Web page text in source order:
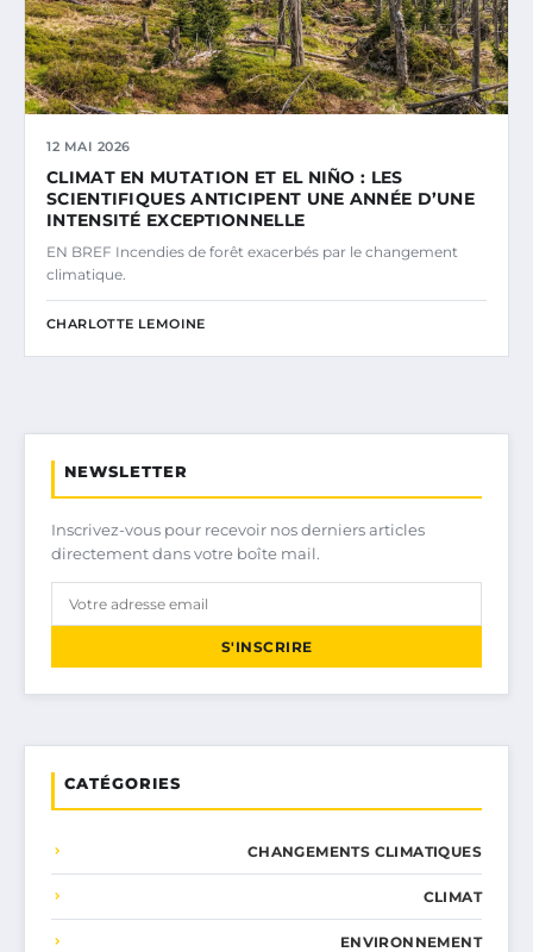
12 MAI 2026
CLIMAT EN MUTATION ET EL NIÑO : LES
SCIENTIFIQUES ANTICIPENT UNE ANNÉE D’UNE
INTENSITÉ EXCEPTIONNELLE
EN BREF Incendies de forêt exacerbés par le changement
climatique.
CHARLOTTE LEMOINE
NEWSLETTER
Inscrivez-vous pour recevoir nos derniers articles
directement dans votre boîte mail.
S'INSCRIRE
CATÉGORIES
CHANGEMENTS CLIMATIQUES
CLIMAT
ENVIRONNEMENT